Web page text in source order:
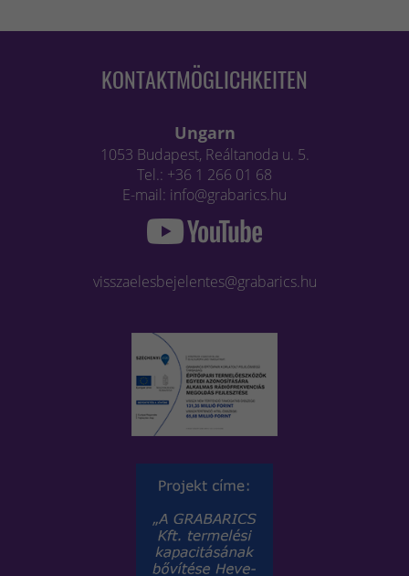
KONTAKTMÖGLICHKEITEN
Ungarn
1053 Budapest, Reáltanoda u. 5.
Tel.: +36 1 266 01 68
E-mail: info@grabarics.hu
visszaelesbejelentes@grabarics.hu